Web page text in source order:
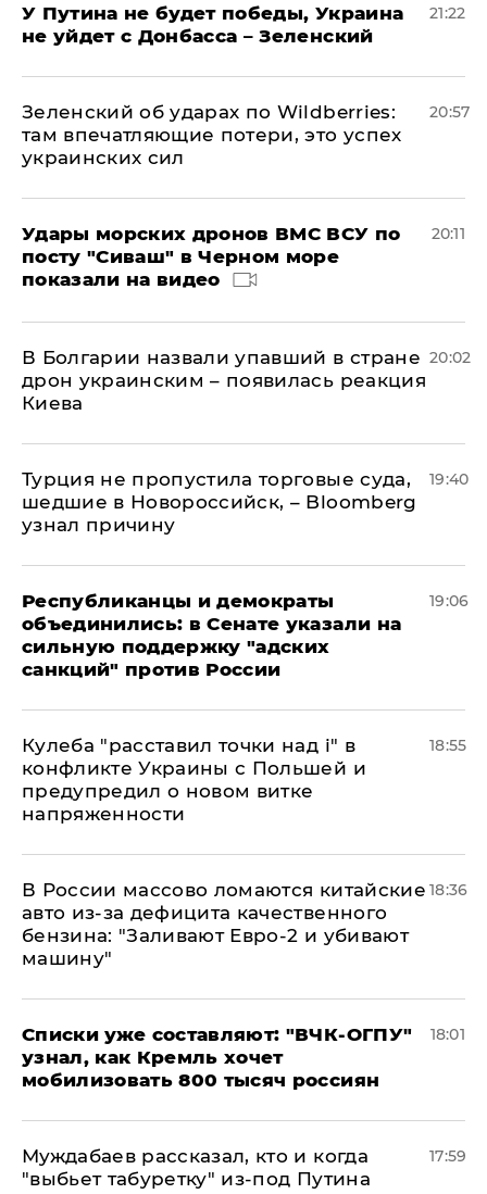
У Путина не будет победы, Украина
не уйдет с Донбасса – Зеленский
21:22
Зеленский об ударах по Wildberries:
там впечатляющие потери, это успех
украинских сил
20:57
Удары морских дронов ВМС ВСУ по
посту "Сиваш" в Черном море
показали на видео
20:11
В Болгарии назвали упавший в стране
дрон украинским – появилась реакция
Киева
20:02
Турция не пропустила торговые суда,
шедшие в Новороссийск, – Bloomberg
узнал причину
19:40
Республиканцы и демократы
объединились: в Сенате указали на
сильную поддержку "адских
санкций" против России
19:06
Кулеба "расставил точки над і" в
конфликте Украины с Польшей и
предупредил о новом витке
напряженности
18:55
В России массово ломаются китайские
авто из-за дефицита качественного
бензина: "Заливают Евро-2 и убивают
машину"
18:36
Списки уже составляют: "ВЧК-ОГПУ"
узнал, как Кремль хочет
мобилизовать 800 тысяч россиян
18:01
Муждабаев рассказал, кто и когда
"выбьет табуретку" из-под Путина
17:59